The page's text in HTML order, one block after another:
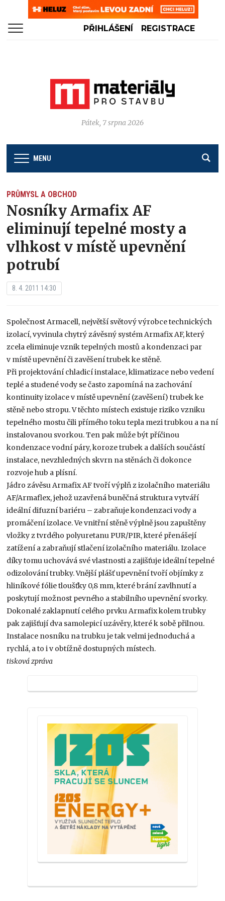
PŘIHLÁŠENÍ REGISTRACE
Pátek, 7 srpna 2026
MENU
PRŮMYSL A OBCHOD
Nosníky Armafix AF
eliminují tepelné mosty a
vlhkost v místě upevnění
potrubí
8. 4. 2011 14:30
Společnost Armacell, největší světový výrobce technických
izolací, vyvinula chytrý závěsný systém Armafix AF, který
zcela eliminuje vznik tepelných mostů a kondenzaci par
v místě upevnění či zavěšení trubek ke stěně.
Při projektování chladicí instalace, klimatizace nebo vedení
teplé a studené vody se často zapomíná na zachování
kontinuity izolace v místě upevnění (zavěšení) trubek ke
stěně nebo stropu. V těchto místech existuje riziko vzniku
tepelného mostu čili přímého toku tepla mezi trubkou a na ní
instalovanou svorkou. Ten pak může být příčinou
kondenzace vodní páry, koroze trubek a dalších součástí
instalace, nevzhledných skvrn na stěnách či dokonce
rozvoje hub a plísní.
Jádro závěsu Armafix AF tvoří výplň z izolačního materiálu
AF/Armaflex, jehož uzavřená buněčná struktura vytváří
ideální difuzní bariéru – zabraňuje kondenzaci vody a
promáčení izolace. Ve vnitřní stěně výplně jsou zapuštěny
vložky z tvrdého polyuretanu PUR/PIR, které přenášejí
zatížení a zabraňují stlačení izolačního materiálu. Izolace
díky tomu uchovává své vlastnosti a zajišťuje ideální tepelné
odizolování trubky. Vnější plášť upevnění tvoří objímky z
hliníkové fólie tloušťky 0,8 mm, které brání zavlhnutí a
poskytují možnost pevného a stabilního upevnění svorky.
Dokonalé zaklapnutí celého prvku Armafix kolem trubky
pak zajišťují dva samolepicí uzávěry, které k sobě přilnou.
Instalace nosníku na trubku je tak velmi jednoduchá a
rychlá, a to i v obtížně dostupných místech.
tisková zpráva